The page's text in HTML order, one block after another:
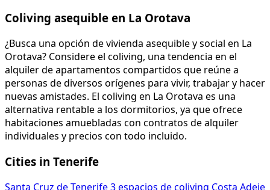
Coliving asequible en La Orotava
¿Busca una opción de vivienda asequible y social en La
Orotava? Considere el coliving, una tendencia en el
alquiler de apartamentos compartidos que reúne a
personas de diversos orígenes para vivir, trabajar y hacer
nuevas amistades. El coliving en La Orotava es una
alternativa rentable a los dormitorios, ya que ofrece
habitaciones amuebladas con contratos de alquiler
individuales y precios con todo incluido.
Cities in Tenerife
Santa Cruz de Tenerife3 espacios de coliving Costa Adeje